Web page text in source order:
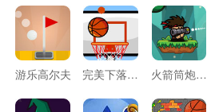
游乐高尔夫 完美下落的篮球 火箭筒炮轰怪物